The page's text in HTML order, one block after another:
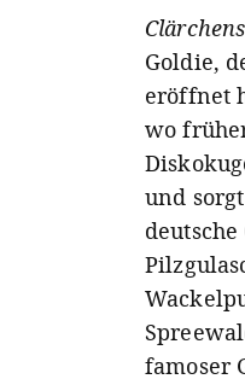
Goldie,
eröffnet
wo
und
famoser